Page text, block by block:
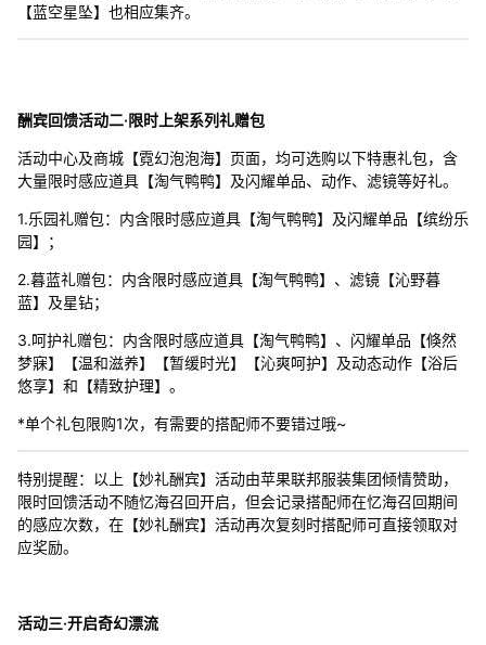
【蓝空星坠】也相应集齐。
酬宾回馈活动二·限时上架系列礼赠包
活动中心及商城【霓幻泡泡海】页面，均可选购以下特惠礼包，含
大量限时感应道具【淘气鸭鸭】及闪耀单品、动作、滤镜等好礼。
1.乐园礼赠包：内含限时感应道具【淘气鸭鸭】及闪耀单品【缤纷乐
园】；
2.暮蓝礼赠包：内含限时感应道具【淘气鸭鸭】、滤镜【沁野暮
蓝】及星钻；
3.呵护礼赠包：内含限时感应道具【淘气鸭鸭】、闪耀单品【倏然
梦寐】【温和滋养】【暂缓时光】【沁爽呵护】及动态动作【浴后
悠享】和【精致护理】。
*单个礼包限购1次，有需要的搭配师不要错过哦~
特别提醒：以上【妙礼酬宾】活动由苹果联邦服装集团倾情赞助，
限时回馈活动不随忆海召回开启，但会记录搭配师在忆海召回期间
的感应次数，在【妙礼酬宾】活动再次复刻时搭配师可直接领取对
应奖励。
活动三·开启奇幻漂流